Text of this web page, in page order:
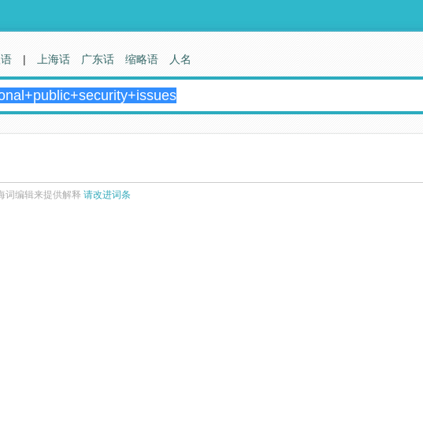
词编辑来提供解释 请改进词条
| 上海话 广东话 缩略语 人名